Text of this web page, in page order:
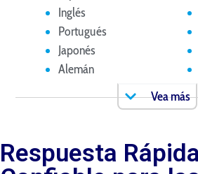
Inglés
Portugués
Japonés
Alemán
Vea más
Respuesta